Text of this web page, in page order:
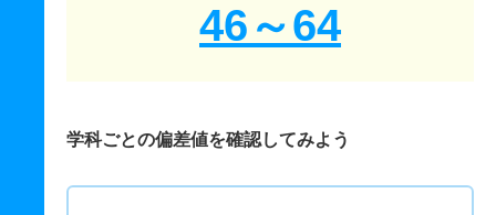
46～64
学科ごとの偏差値を確認してみよう